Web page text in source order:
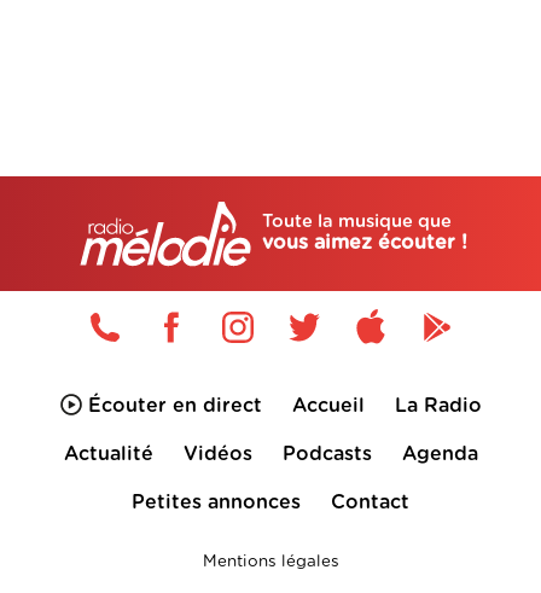
Toute la musique que
vous aimez écouter !
Écouter en direct Accueil La Radio
Actualité Vidéos Podcasts Agenda
Petites annonces Contact
Mentions légales